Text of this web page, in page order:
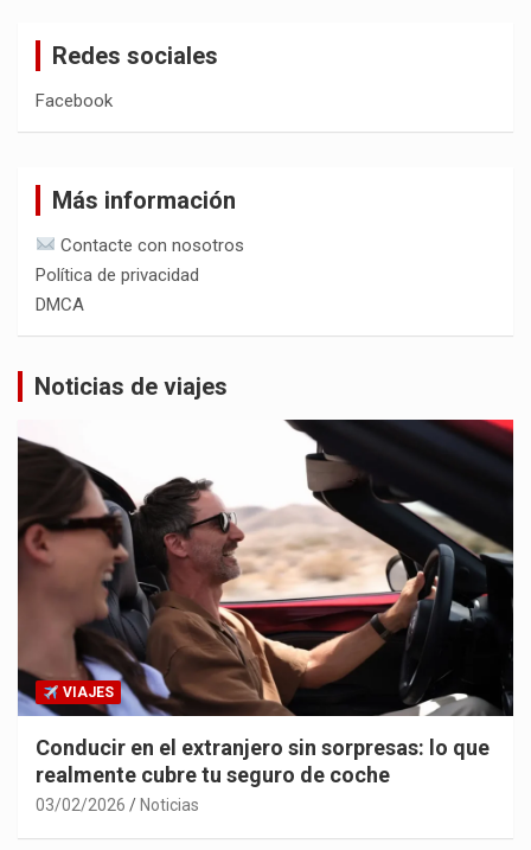
Redes sociales
Facebook
Más información
Contacte con nosotros
Política de privacidad
DMCA
Noticias de viajes
VIAJES
Conducir en el extranjero sin sorpresas: lo que
realmente cubre tu seguro de coche
03/02/2026 Noticias